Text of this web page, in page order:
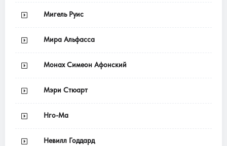
Мигель Руис
Мира Альфасса
Монах Симеон Афонский
Мэри Стюарт
Нго-Ма
Невилл Годдард